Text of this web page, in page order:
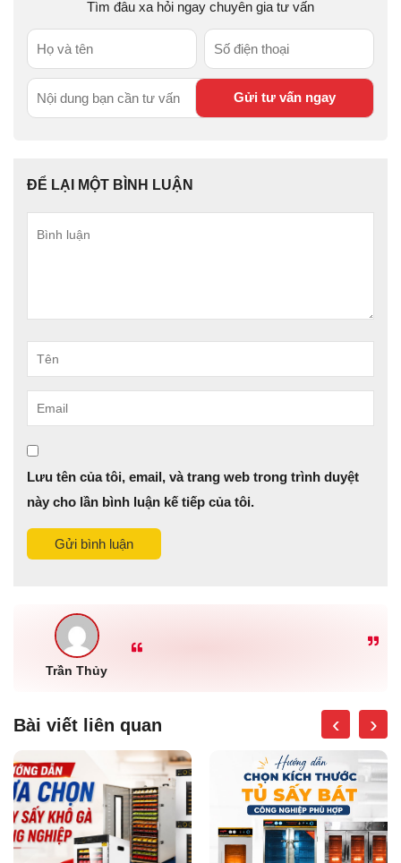
Tìm đâu xa hỏi ngay chuyên gia tư vấn
ĐỂ LẠI MỘT BÌNH LUẬN
Tên
Email
Lưu tên của tôi, email, và trang web trong trình duyệt
này cho lần bình luận kế tiếp của tôi.
Gửi bình luận
Trần Thủy
Bài viết liên quan ‹ ›